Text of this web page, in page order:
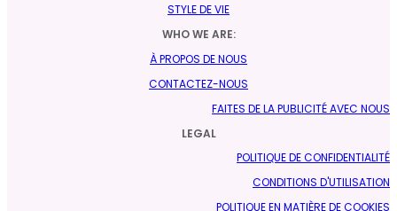
STYLE DE VIE
WHO WE ARE:
À PROPOS DE NOUS
CONTACTEZ-NOUS
FAITES DE LA PUBLICITÉ AVEC NOUS
LEGAL
POLITIQUE DE CONFIDENTIALITÉ
CONDITIONS D'UTILISATION
POLITIQUE EN MATIÈRE DE COOKIES